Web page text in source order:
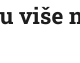
više